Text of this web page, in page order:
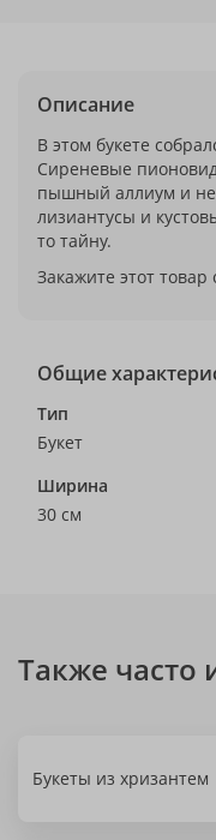
Описание
В этом букете
Сиреневые
пышный аллиум и
лизиантусы и
то тайну.
Закажите этот товар
Общие
Тип
Букет
Ширина
30 см
Также часто
Букеты из хризантем